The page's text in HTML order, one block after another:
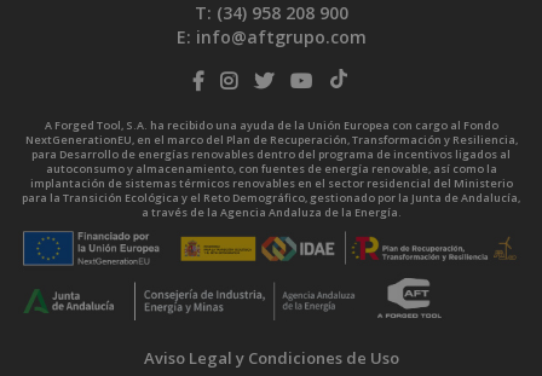
T: (34) 958 208 900
E: info@aftgrupo.com
A Forged Tool, S.A. ha recibido una ayuda de la Unión Europea con cargo al Fondo
NextGenerationEU, en el marco del Plan de Recuperación, Transformación y Resiliencia,
para Desarrollo de energías renovables dentro del programa de incentivos ligados al
autoconsumo y almacenamiento, con fuentes de energía renovable, así como la
implantación de sistemas térmicos renovables en el sector residencial del Ministerio
para la Transición Ecológica y el Reto Demográfico, gestionado por la Junta de Andalucía,
a través de la Agencia Andaluza de la Energía.
Aviso Legal y Condiciones de Uso